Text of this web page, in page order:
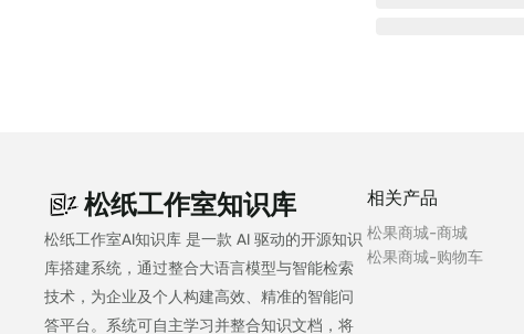
松纸工作室知识库
松纸工作室AI知识库 是一款 AI 驱动的开源知识
库搭建系统，通过整合大语言模型与智能检索
技术，为企业及个人构建高效、精准的智能问
答平台。系统可自主学习并整合知识文档，将
相关产品
松果商城-商城
松果商城-购物车